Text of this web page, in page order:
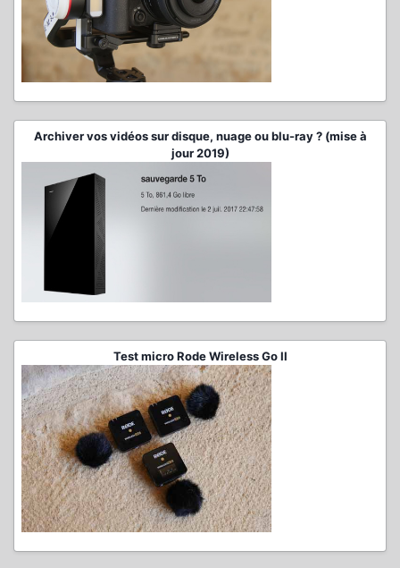
Archiver vos vidéos sur disque, nuage ou blu-ray ? (mise à
jour 2019)
Test micro Rode Wireless Go II